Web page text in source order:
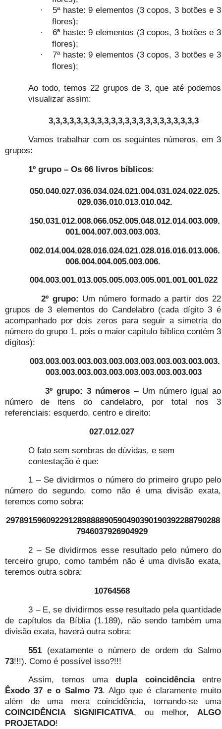
·
5ª haste: 9 elementos (3 copos, 3 botões e 3
flores);
·
6ª haste: 9 elementos (3 copos, 3 botões e 3
flores);
·
7ª haste: 9 elementos (3 copos, 3 botões e 3
flores);
Ao todo, temos 22 grupos de 3, que até podemos
visualizar assim:
3,3,3,3,3,3,3,3,3,3,3,3,3,3,3,3,3,3,3,3,3,3
Vamos trabalhar com os seguintes números, em 3
grupos:
1º grupo – Os 66 livros bíblicos:
050.040.027.036.034.024.021.004.031.024.022.025.
029.036.010.013.010.042.
150.031.012.008.066.052.005.048.012.014.003.009.
001.004.007.003.003.003.
002.014.004.028.016.024.021.028.016.016.013.006.
006.004.004.005.003.006.
004.003.001.013.005.005.003.005.001.001.001.022
2º grupo: Um número formado a partir dos 22
grupos de 3 elementos do Candelabro (cada dígito 3 é
acompanhado por dois zeros para seguir a simetria do
número do grupo 1, pois o maior capítulo bíblico contém 3
dígitos):
003.003.003.003.003.003.003.003.003.003.003.003.
003.003.003.003.003.003.003.003.003.003
3º grupo: 3 números– Um número igual ao
número de itens do candelabro, por total nos 3
referenciais: esquerdo, centro e direito:
027.012.027
O fato sem sombras de dúvidas, e sem
contestação é que:
1 – Se dividirmos o número do primeiro grupo pelo
número do segundo, como não é uma divisão exata,
teremos como sobra:
297891596092291289888890590490390190392288790288
7946037926904929
2 – Se dividirmos esse resultado pelo número do
terceiro grupo, como também não é uma divisão exata,
teremos outra sobra:
10764568
3 – E, se dividirmos esse resultado pela quantidade
de capítulos da Bíblia (1.189), não sendo também uma
divisão exata, haverá outra sobra:
551 (exatamente o número de ordem do Salmo
73!!!). Como é possível isso?!!!
Assim, temos umadupla coincidênciaentre
Êxodo 37 e o Salmo 73. Algo que é claramente muito
além de uma mera coincidência, tornando-se uma
COINCIDÊNCIA SIGNIFICATIVA, ou melhor, ALGO
PROJETADO!